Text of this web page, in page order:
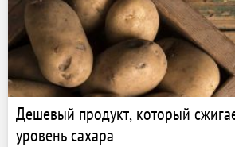
Дешевый продукт, который
уровень сахара